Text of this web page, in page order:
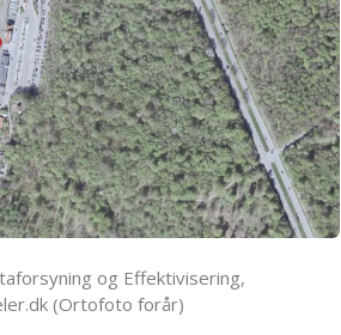
og Effektivisering,
(Ortofoto forår)